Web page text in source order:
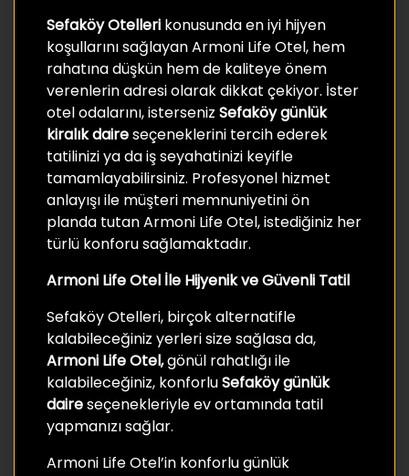
Sefaköy Otelleri konusunda en iyi hijyen
koşullarını sağlayan Armoni Life Otel, hem
rahatına düşkün hem de kaliteye önem
verenlerin adresi olarak dikkat çekiyor. İster
otel odalarını, isterseniz Sefaköy günlük
kiralık daireseçeneklerini tercih ederek
tatilinizi ya da iş seyahatinizi keyifle
tamamlayabilirsiniz. Profesyonel hizmet
anlayışı ile müşteri memnuniyetini ön
planda tutan Armoni Life Otel, istediğiniz her
türlü konforu sağlamaktadır.
Armoni Life Otel İle Hijyenik ve Güvenli Tatil
Sefaköy Otelleri, birçok alternatifle
kalabileceğiniz yerleri size sağlasa da,
Armoni Life Otel,gönül rahatlığı ile
kalabileceğiniz, konforluSefaköy günlük
daireseçenekleriyle ev ortamında tatil
yapmanızı sağlar.
Armoni Life Otel’in konforlu günlük